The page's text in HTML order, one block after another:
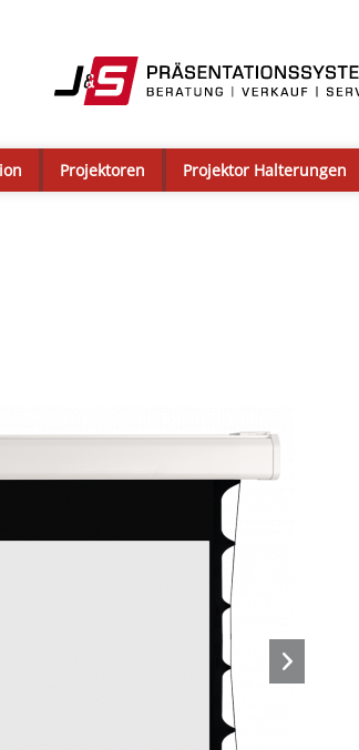
Projektoren Projektor Halterungen